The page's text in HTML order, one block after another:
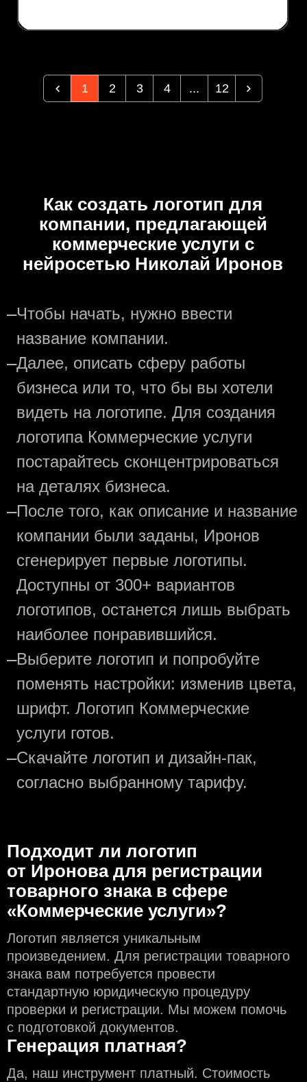
1 2 3 4 ... 12
Как создать логотип для
компании, предлагающей
коммерческие услуги с
нейросетью Николай Иронов
—Чтобы начать, нужно ввести
название компании.
—Далее, описать сферу работы
бизнеса или то, что бы вы хотели
видеть на логотипе. Для создания
логотипа Коммерческие услуги
постарайтесь сконцентрироваться
на деталях бизнеса.
—После того, как описание и название
компании были заданы, Иронов
сгенерирует первые логотипы.
Доступны от 300+ вариантов
логотипов, останется лишь выбрать
наиболее понравившийся.
—Выберите логотип и попробуйте
поменять настройки: изменив цвета,
шрифт. Логотип Коммерческие
услуги готов.
—Скачайте логотип и дизайн-пак,
согласно выбранному тарифу.
Подходит ли логотип
от Иронова для регистрации
товарного знака в сфере
«Коммерческие услуги»?
Логотип является уникальным
произведением. Для регистрации товарного
знака вам потребуется провести
стандартную юридическую процедуру
проверки и регистрации. Мы можем помочь
с подготовкой документов.
Генерация платная?
Да, наш инструмент платный. Стоимость